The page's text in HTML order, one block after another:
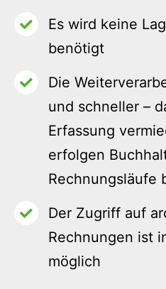
Es wird keine
benötigt
Die
und schneller –
Erfassung
erfolgen
Rechnungsläufe
Der Zugriff auf
Rechnungen ist
möglich